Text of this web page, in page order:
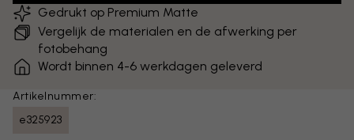
Gedrukt op Premium Matte
Vergelijk de materialen en de afwerking per
fotobehang
Wordt binnen 4-6 werkdagen geleverd
Artikelnummer:
e325923